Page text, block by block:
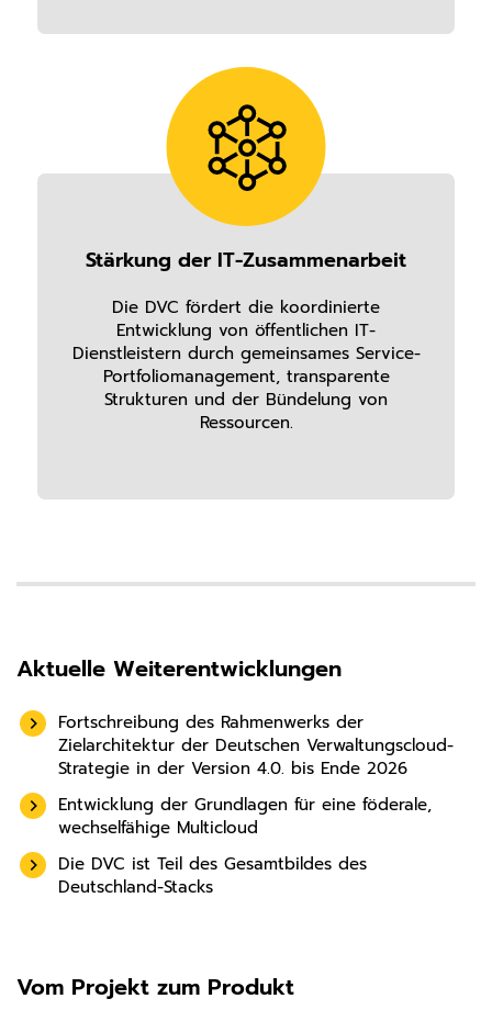
Stärkung der IT-Zusammenarbeit
Die DVC fördert die koordinierte
Entwicklung von öffentlichen IT-
Dienstleistern durch gemeinsames Service-
Portfoliomanagement, transparente
Strukturen und der Bündelung von
Ressourcen.
Aktuelle Weiterentwicklungen
Fortschreibung des Rahmenwerks der
Zielarchitektur der Deutschen Verwaltungscloud-
Strategie in der Version 4.0. bis Ende 2026
Entwicklung der Grundlagen für eine föderale,
wechselfähige Multicloud
Die DVC ist Teil des Gesamtbildes des
Deutschland-Stacks
Vom Projekt zum Produkt